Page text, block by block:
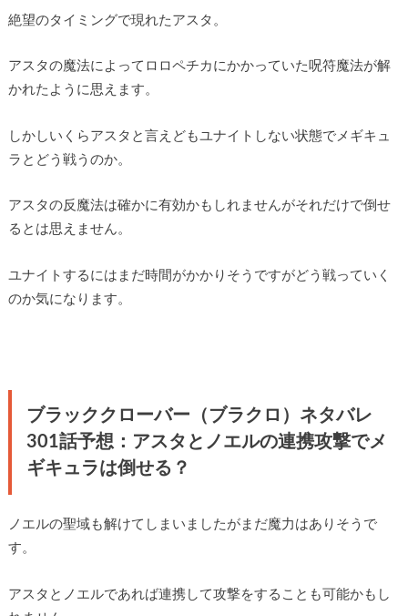
絶望のタイミングで現れたアスタ。
アスタの魔法によってロロペチカにかかっていた呪符魔法が解
かれたように思えます。
しかしいくらアスタと言えどもユナイトしない状態でメギキュ
ラとどう戦うのか。
アスタの反魔法は確かに有効かもしれませんがそれだけで倒せ
るとは思えません。
ユナイトするにはまだ時間がかかりそうですがどう戦っていく
のか気になります。
ブラッククローバー（ブラクロ）ネタバレ
301話予想：アスタとノエルの連携攻撃でメ
ギキュラは倒せる？
ノエルの聖域も解けてしまいましたがまだ魔力はありそうで
す。
アスタとノエルであれば連携して攻撃をすることも可能かもし